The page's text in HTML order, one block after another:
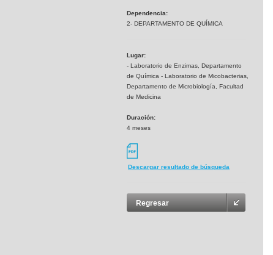
Dependencia:
2- DEPARTAMENTO DE QUÍMICA
Lugar:
- Laboratorio de Enzimas, Departamento
de Química - Laboratorio de Micobacterias,
Departamento de Microbiología, Facultad
de Medicina
Duración:
4 meses
Descargar resultado de búsqueda
Regresar